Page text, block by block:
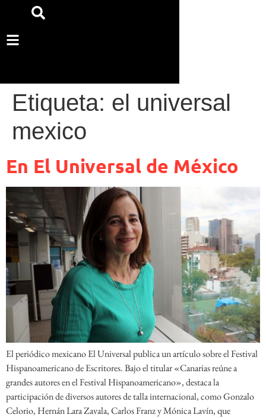
Etiqueta: el universal
mexico
En El Universal de México
El periódico mexicano El Universal publica un artículo sobre el Festival
Hispanoamericano de Escritores. Bajo el titular «Canarias reúne a
grandes autores en el Festival Hispanoamericano», destaca la
participación de diversos autores de talla internacional, como Gonzalo
Celorio, Hernán Lara Zavala, Carlos Franz y Mónica Lavín, que